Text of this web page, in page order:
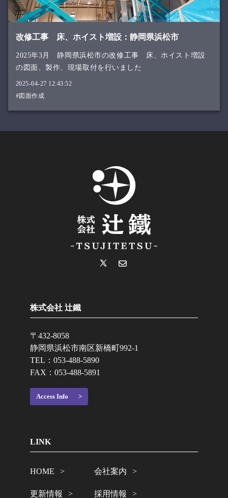
改修工事 床、ホイスト増設：静岡県浜松市
2025年3月 静岡県浜松市の改修工事 床、ホイスト増設
の図面、製作、現場取付を行いました
2025-04-27 12:43:52
#図面作成
株式会社 辻鐵
〒432-8058
静岡県浜松市南区新橋町992-1
TEL：053-488-5890
FAX：053-488-5891
Access Info
LINK
HOME
更新情報
会社案内
採用情報